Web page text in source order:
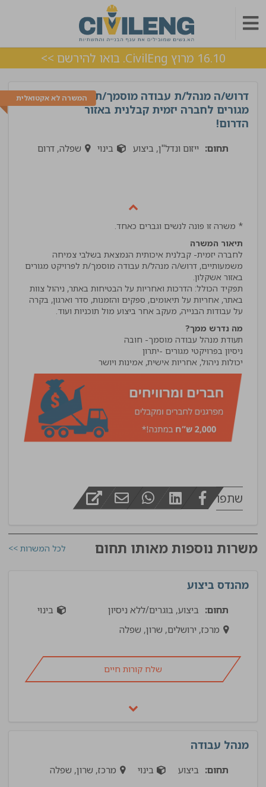
16.10 מרוץ CivilEng. בואו להירשם >>
המשרה לא אקטואליתדרוש/ה מנהל/ת עבודה מוסמך/ת לפרויקט
מגורים לחברה יזמית קבלנית באזור
הדרום!
תחום: ייזום ונדל"ן, ביצוע בינוי שפלה, דרום
* משרה זו פונה לנשים וגברים כאחד.
תיאור המשרה
לחברה יזמית- קבלנית איכותית הנמצאת בשלבי צמיחה
משמעותיים, דרוש/ה מנהל/ת עבודה מוסמך/ת לפרויקט מגורים
תפקיד הכולל: הדרכות ואחריות על הבטיחות באתר, ניהול צוות
באתר, אחריות על תיאומים, ספקים והזמנות, סדר וארגון, בקרה
על עבודות הבנייה, מעקב אחר ביצוע מול תוכניות ועוד.
מה נדרש ממך?
יכולות ניהול, אחריות אישית, אמינות ויושר
שתפו
משרות נוספות מאותו תחום לכל המשרות >>
מהנדס ביצוע
תחום: ביצוע, בוגרים/ללא ניסיון
בינוי
מרכז, ירושלים, שרון, שפלה
שלח קורות חיים
מנהל עבודה
תחום: ביצוע בינוי מרכז, שרון, שפלה